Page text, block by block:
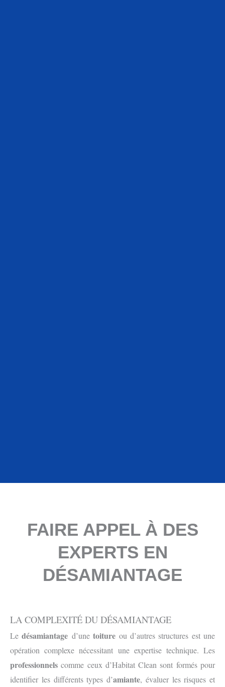
FAIRE APPEL À DES
EXPERTS EN
DÉSAMIANTAGE
LA COMPLEXITÉ DU DÉSAMIANTAGE
Ledésamiantage d’unetoiture ou d’autres structures est une
opération complexe nécessitant une expertise technique. Les
professionnels comme ceux d’Habitat Clean sont formés pour
identifier les différents types d’amiante, évaluer les risques et